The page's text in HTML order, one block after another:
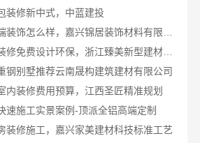
装修新中式，中蓝建投
本地毛坯装修免费设计环保，浙江臻美新型建材有限公司绿色家装
钢别墅推荐云南晟构建筑建材有限公司
内装修费用预算，江西圣匠精准规划
速施工实景案例-顶派全铝高端定制
装修施工，嘉兴家美建材科技标准工艺